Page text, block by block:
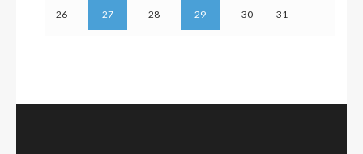
26 27 28 29 30 31